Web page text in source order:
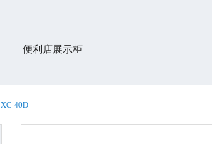
便利店展示柜
XC-40D